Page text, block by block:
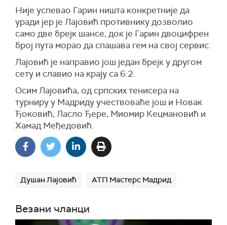
Није успевао Гарин ништа конкретније да
уради јер је Лајовић противнику дозволио
само две брејк шансе, док је Гарин двоцифрен
број пута морао да спашава гем на свој сервис.
Лајовић је направио још један брејк у другом
сету и славио на крају са 6:2.
Осим Лајовића, од српских тенисера на
турниру у Мадриду учествоваће још и Новак
Ђоковић, Ласло Ђере, Миомир Кецмановић и
Хамад Међедовић.
Душан Лајовић АТП Мастерс Мадрид
Везани чланци